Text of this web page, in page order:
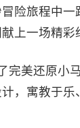
险旅程中
上一场精彩
完美还原小
，寓教于